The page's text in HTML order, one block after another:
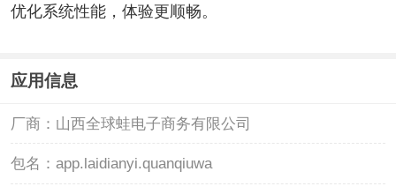
优化系统性能，体验更顺畅。
应用信息
厂商： 山西全球蛙电子商务有限公司
包名： app.laidianyi.quanqiuwa